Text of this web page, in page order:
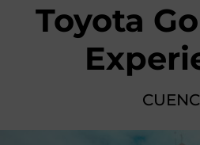
Toyota